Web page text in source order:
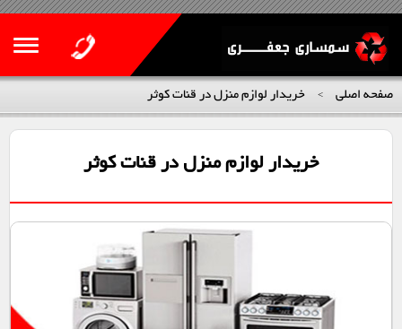
صفحه اصلی > خریدار لوازم منزل در قنات کوثر
خریدار لوازم منزل در قنات کوثر